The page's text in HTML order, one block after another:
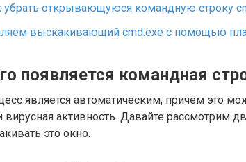
убрать открывающуюся командную строку
выскакивающий cmd.exe с помощью
появляется командная
является автоматическим, причём это
вирусная активность. Давайте рассмотрим
это окно.